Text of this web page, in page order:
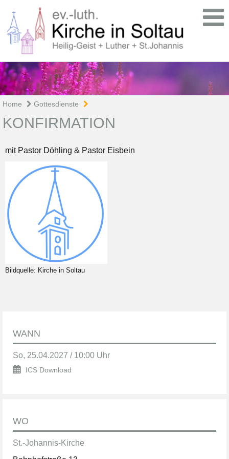
Home Gottesdienste
KONFIRMATION
mit Pastor Döhling & Pastor Eisbein
Bildquelle: Kirche in Soltau
WANN
So, 25.04.2027 / 10:00 Uhr
ICS Download
WO
St.-Johannis-Kirche